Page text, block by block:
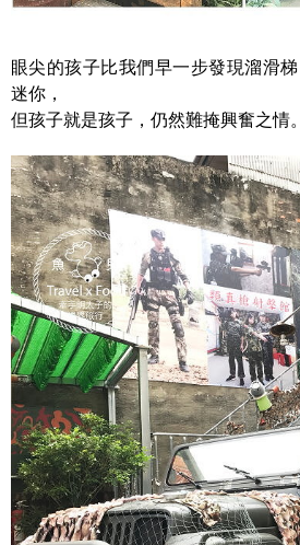
眼尖的孩子比我們早一步發現溜滑
迷你，
但孩子就是孩子，仍然難掩興奮之情。